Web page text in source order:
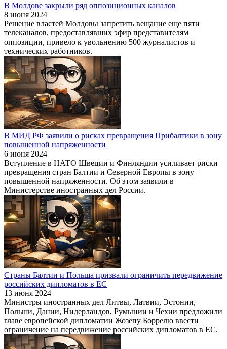
В Молдове закрыли ряд оппозиционных каналов
8 июня 2024
Решение властей Молдовы запретить вещание еще пяти
телеканалов, предоставлявших эфир представителям
оппозиции, привело к увольнению 500 журналистов и
технических работников.
В МИД РФ заявили о рисках превращения Прибалтики в зону
повышенной напряженности
6 июня 2024
Вступление в НАТО Швеции и Финляндии усиливает риски
превращения стран Балтии и Северной Европы в зону
повышенной напряженности. Об этом заявили в
Министерстве иностранных дел России.
Страны Балтии и Польша призвали ограничить передвижение
российских дипломатов в ЕС
13 июня 2024
Министры иностранных дел Литвы, Латвии, Эстонии,
Польши, Дании, Нидерландов, Румынии и Чехии предложили
главе европейской дипломатии Жозепу Боррелю ввести
ограничение на передвижение российских дипломатов в ЕС.